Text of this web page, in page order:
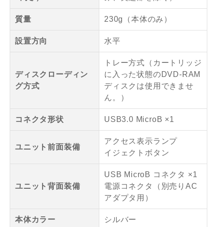
質量 230g（本体のみ）
設置方向 水平
ディスクローディン
グ方式
トレー方式（カートリッジ
に入った状態のDVD-RAM
ディスクは使用できませ
ん。）
コネクタ形状 USB3.0 MicroB ×1
ユニット前面装備
アクセス表示ランプ
イジェクトボタン
ユニット背面装備
USB MicroB コネクタ ×1
電源コネクタ（別売りAC
アダプタ用）
本体カラー シルバー